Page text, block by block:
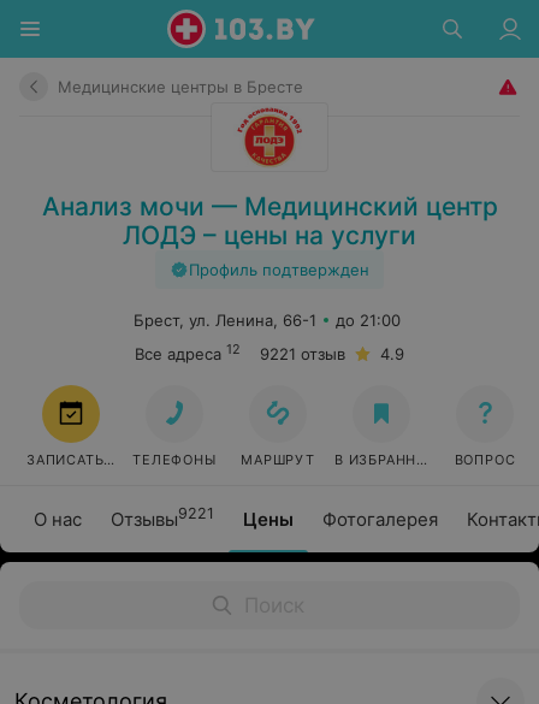
Медицинские центры в Бресте
Анализ мочи — Медицинский центр
ЛОДЭ – цены на услуги
Профиль подтвержден
О нас Отзывы9221 Цены Фотогалерея
Брест, ул. Ленина, 66-1
до 21:00
Все адреса 12 9221 отзыв 4.9
ЗАПИСАТЬСЯ ТЕЛЕФОНЫ МАРШРУТ В ИЗБРАННОЕ ВОПРОС